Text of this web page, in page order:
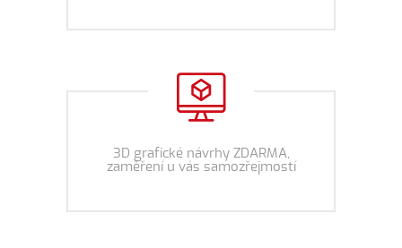
3D grafické návrhy ZDARMA,
zaměření u vás samozřejmostí